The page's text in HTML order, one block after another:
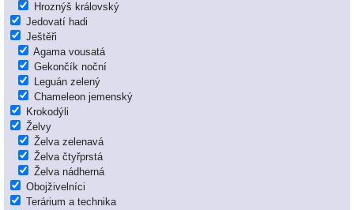
Hroznýš královský
Jedovatí hadi
Ještěři
Agama vousatá
Gekončík noční
Leguán zelený
Chameleon jemenský
Krokodýli
Želvy
Želva zelenavá
Želva čtyřprstá
Želva nádherná
Obojživelníci
Terárium a technika